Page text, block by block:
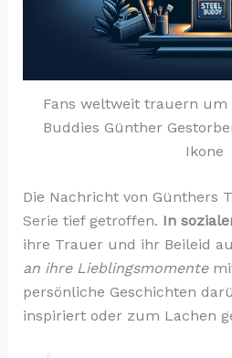
Fans weltweit trauern um
Buddies Günther
Ikone
Die Nachricht von Günthers
Serie tief getroffen. In
ihre Trauer und ihr Beileid
an ihre Lieblingsmomente
persönliche Geschichten
inspiriert oder zum Lachen